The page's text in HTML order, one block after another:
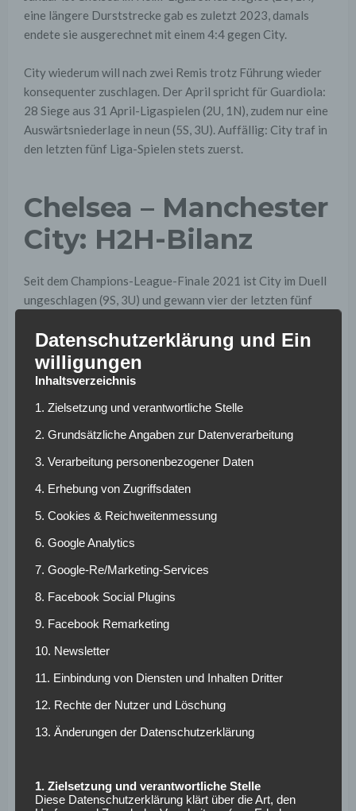
eine längere Durststrecke gab es zuletzt 2023, damals
endete sie ausgerechnet mit einem 4:4 gegen City.
City wiederum will nach zwei Remis trotz Führung wieder
konsequenter zuschlagen. Der April spricht für Guardiola:
28 Siege aus 31 April-Ligaspielen (2U, 1N), zudem nur eine
Auswärtsniederlage in neun (5S, 3U). Auffällig: City traf in
den letzten fünf Liga-Spielen stets zuerst.
Chelsea – Manchester
City: H2H-Bilanz
Seit dem Champions-League-Finale 2021 ist City im Duell
ungeschlagen (9S, 3U) und gewann vier der letzten fünf
perfekten Matchplan – gern mit frühem Zugriff: In drei der
letzten vier Heim-Ligaspiele fiel ein Tor in den ersten 20
Minuten.
Nebenwerte passen ins Bild: Chelsea sah in den letzten
sechs Ligaspielen jeweils mindestens zwei Gelbe Karten,
Ligaspiele unter zehn Ecken.
Chelsea – Manchester
City: Quoten und
Wett-Tipps
Die Blues sind in dieser Saison eine Wundertüte.
Besonders gegen die Skyblues dürfte es schwer werden,
endlich Konstanz in das Spiel zu bringen.
die beste Wett-Option für dieses Spiel. Bei den
Wettanbietern von Betano könnt ihr euch für dieses
Datenschutzerklärung und Ein
willigungen
Inhaltsverzeichnis
1. Zielsetzung und verantwortliche Stelle
2. Grundsätzliche Angaben zur Datenverarbeitung
3. Verarbeitung personenbezogener Daten
4. Erhebung von Zugriffsdaten
5. Cookies & Reichweitenmessung
6. Google Analytics
7. Google-Re/Marketing-Services
8. Facebook Social Plugins
9. Facebook Remarketing
10. Newsletter
11. Einbindung von Diensten und Inhalten Dritter
12. Rechte der Nutzer und Löschung
13. Änderungen der Datenschutzerklärung
1. Zielsetzung und verantwortliche Stelle
Diese Datenschutzerklärung klärt über die Art, den